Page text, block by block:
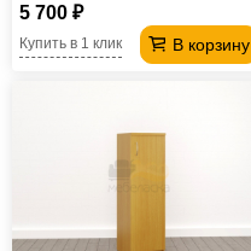
5 700 ₽
В корзину
Купить в 1 клик